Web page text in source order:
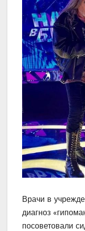
Врачи в
диагноз
посоветовали